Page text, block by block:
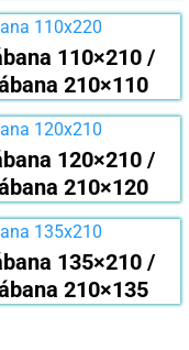
110×210 /
210×110
120×210 /
210×120
135×210 /
210×135